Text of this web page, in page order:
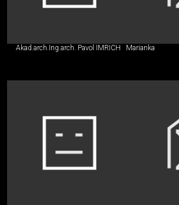
Akad.arch.Ing.arch. Pavol IMRICH Marianka